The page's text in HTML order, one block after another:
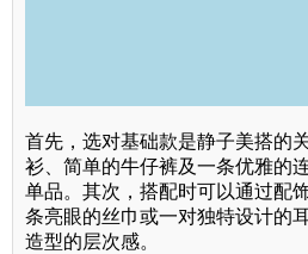
首先，选对基础款是静子美搭的
衫、简单的牛仔裤及一条优雅的
单品。其次，搭配时可以通过配
条亮眼的丝巾或一对独特设计的
造型的层次感。